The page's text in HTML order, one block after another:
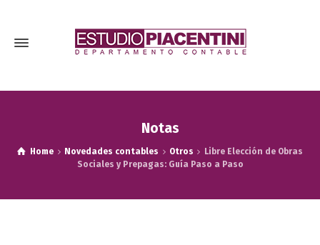
Notas
Home Novedades contables Otros
Libre Elección de Obras
Sociales y Prepagas: Guía Paso a Paso